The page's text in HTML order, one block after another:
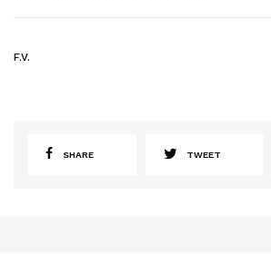
F.V.
SHARE TWEET